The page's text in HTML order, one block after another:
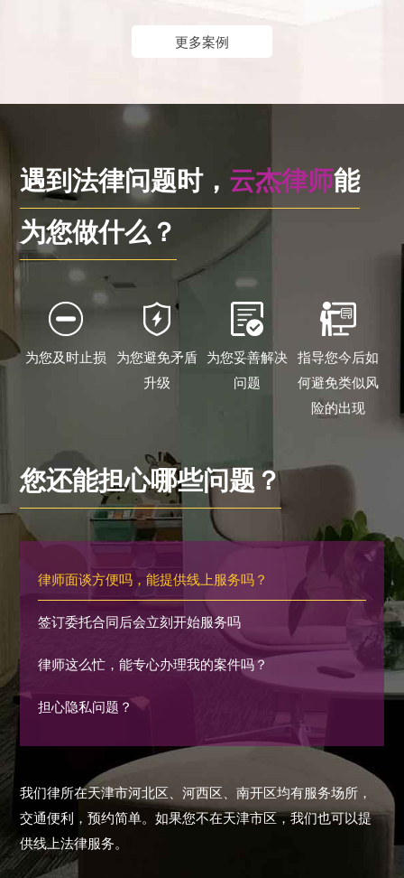
更多案例
遇到法律问题时， 云杰律师能
为您做什么？
为您及时止损
为您避免矛盾
升级
为您妥善解决
问题
指导您今后如
何避免类似风
险的出现
您还能担心哪些问题？
律师面谈方便吗，能提供线上服务吗？
签订委托合同后会立刻开始服务吗
律师这么忙，能专心办理我的案件吗？
担心隐私问题？
我们律所在天津市河北区、河西区、南开区均有服务场所，
交通便利，预约简单。如果您不在天津市区，我们也可以提
供线上法律服务。